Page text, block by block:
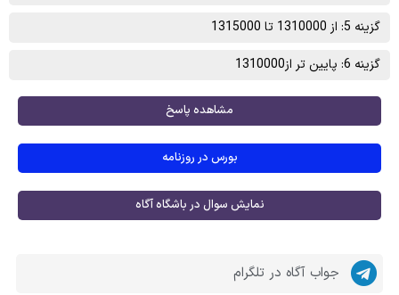
گزینه 5: از 1310000 تا 1315000
گزینه 6: پایین تر از1310000
مشاهده پاسخ
بورس در روزنامه
نمایش سوال در باشگاه آگاه
جواب آگاه در تلگرام